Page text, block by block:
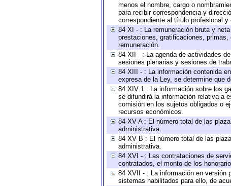
menos el nombre, cargo o
para recibir correspondencia y
correspondiente al título profesional
84 XI - : La remuneración bruta y
prestaciones, gratificaciones,
remuneración.
84 XII - : La agenda de actividades
sesiones plenarias y sesiones de
84 XIII - : La información contenida
expresa de la Ley, se determine que
84 XIV 1 : La información sobre los
se difundirá la información relativa a
comisión en los sujetos obligados o
recursos económicos.
84 XV A : El número total de las
administrativa.
84 XV B : El número total de las
administrativa.
84 XVI - : Las contrataciones de
contratados, el monto de los
84 XVII - : La información en versión
sistemas habilitados para ello, de